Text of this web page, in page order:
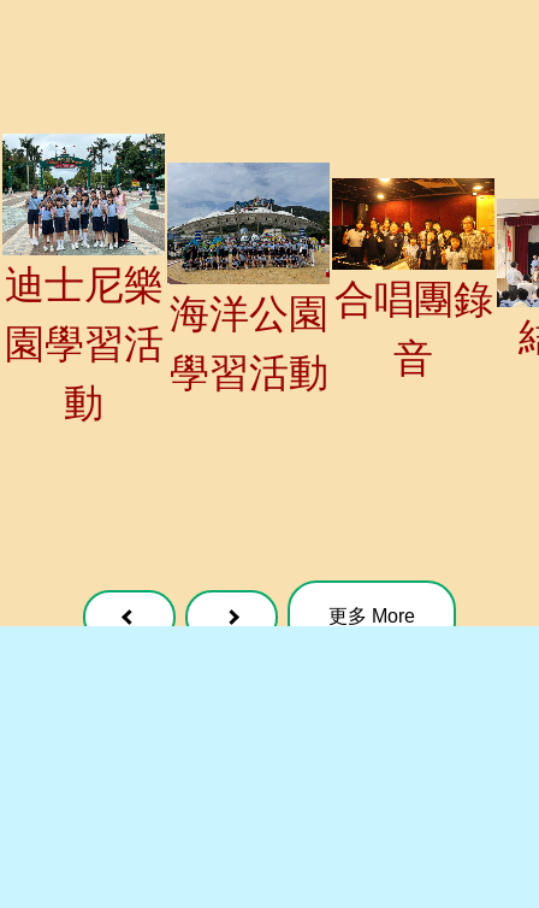
迪士尼樂
園學習活
動
海洋公園
學習活動
合唱團錄
音
更多 More